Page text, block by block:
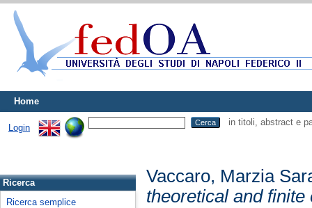
Home
Login
in titoli, abstract e
Ricerca
Ricerca semplice
Vaccaro, Marzia
theoretical and